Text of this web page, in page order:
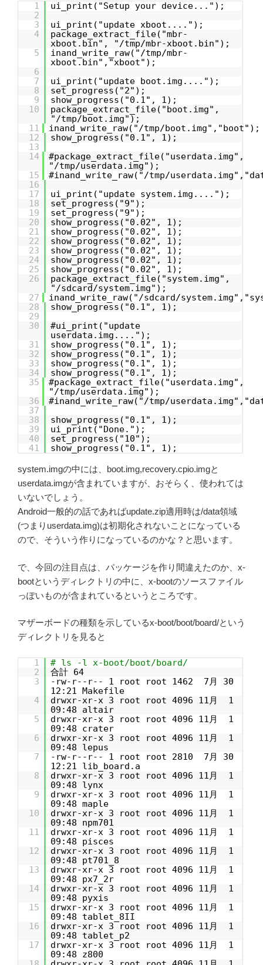
1
ui_print("Setup your device...");
2
3
ui_print("update xboot....");
4
package_extract_file("mbr-
xboot.bin", "/tmp/mbr-xboot.bin");
5
inand_write_raw("/tmp/mbr-
xboot.bin","xboot");
6
7
ui_print("update boot.img....");
8
set_progress("2");
9
show_progress("0.1", 1);
10
package_extract_file("boot.img",
"/tmp/boot.img");
11
inand_write_raw("/tmp/boot.img","boot");
12
show_progress("0.1", 1);
13
14
#package_extract_file("userdata.img",
"/tmp/userdata.img");
15
#inand_write_raw("/tmp/
16
17
ui_print("update system.img....");
18
set_progress("9");
19
set_progress("9");
20
show_progress("0.02", 1);
21
show_progress("0.02", 1);
22
show_progress("0.02", 1);
23
show_progress("0.02", 1);
24
show_progress("0.02", 1);
25
show_progress("0.02", 1);
26
package_extract_file("system.img",
"/sdcard/system.img");
27
inand_write_raw("/sdcard/
28
show_progress("0.1", 1);
29
30
#ui_print("update
userdata.img....");
31
show_progress("0.1", 1);
32
show_progress("0.1", 1);
33
show_progress("0.1", 1);
34
show_progress("0.1", 1);
35
#package_extract_file("userdata.img",
"/tmp/userdata.img");
36
#inand_write_raw("/tmp/
37
38
show_progress("0.1", 1);
39
ui_print("Done.");
40
set_progress("10");
41
show_progress("0.1", 1);
system.imgの中には、boot.img,recovery.cpio.imgと
userdata.imgが含まれていますが、おそらく、使われては
いないでしょう。
Android一般的の話であればupdate.zip適用時は/data領域
(つまりuserdata.img)は初期化されないことになっている
ので、そういう作りになっているのかな？と思います。
で、今回の注目点は、パッケージを作り間違えたのか、x-
bootというディレクトリの中に、x-bootのソースファイル
っぽいものが含まれているというところです。
マザーボードの種類を示しているx-boot/boot/board/という
ディレクトリを見ると
1
# ls -l x-boot/boot/board/
2
合計 64
3
-rw-r--r-- 1 root root 1462 7月 30
12:21 Makefile
4
drwxr-xr-x 3 root root 4096 11月 1
09:48 altair
5
drwxr-xr-x 3 root root 4096 11月 1
09:48 crater
6
drwxr-xr-x 3 root root 4096 11月 1
09:48 lepus
7
-rw-r--r-- 1 root root 2810 7月 30
12:21 lib_board.a
8
drwxr-xr-x 3 root root 4096 11月 1
09:48 lynx
9
drwxr-xr-x 3 root root 4096 11月 1
09:48 maple
10
drwxr-xr-x 3 root root 4096 11月 1
09:48 npm701
11
drwxr-xr-x 3 root root 4096 11月 1
09:48 pisces
12
drwxr-xr-x 3 root root 4096 11月 1
09:48 pt701_8
13
drwxr-xr-x 3 root root 4096 11月 1
09:48 px7_2r
14
drwxr-xr-x 3 root root 4096 11月 1
09:48 pyxis
15
drwxr-xr-x 3 root root 4096 11月 1
09:48 tablet_8II
16
drwxr-xr-x 3 root root 4096 11月 1
09:48 tablet_p2
17
drwxr-xr-x 3 root root 4096 11月 1
09:48 z800